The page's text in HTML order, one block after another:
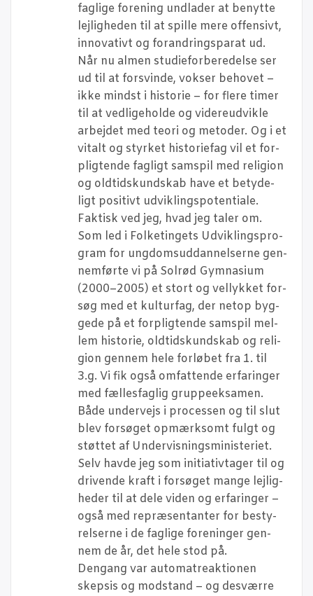
fag­li­ge for­e­ning und­la­der at benyt­te
lej­lig­he­den til at spil­le mere offen­sivt,
innova­tivt og for­an­drings­pa­rat ud.
Når nu almen stu­di­e­for­be­re­del­se ser
ud til at for­svin­de, vok­ser beho­vet –
ikke mindst i histo­rie – for fle­re timer
til at ved­li­ge­hol­de og vide­re­ud­vik­le
arbej­det med teo­ri og meto­der. Og i et
vitalt og styr­ket histo­ri­e­fag vil et for­
plig­ten­de fag­ligt sam­spil med reli­gion
og old­tids­kund­skab have et bety­de­
ligt posi­tivt udviklingspotentiale.
Fak­tisk ved jeg, hvad jeg taler om.
Som led i Fol­ke­tin­gets Udvik­lings­pro­
gram for ung­doms­ud­dan­nel­ser­ne gen­
nem­før­te vi på Sol­rød Gym­na­si­um
(2000–2005) et stort og vel­lyk­ket for­
søg med et kul­tur­fag, der net­op byg­
ge­de på et for­plig­ten­de sam­spil mel­
lem histo­rie, old­tids­kund­skab og reli­
gion gen­nem hele for­lø­bet fra 1. til
3.g. Vi fik også omfat­ten­de erfa­rin­ger
med fæl­les­fag­lig gruppeeksamen.
Både under­vejs i pro­ces­sen og til slut
blev for­sø­get opmærk­somt fulgt og
støt­tet af Under­vis­nings­mi­ni­ste­ri­et.
Selv hav­de jeg som ini­ti­a­tiv­ta­ger til og
dri­ven­de kraft i for­sø­get man­ge lej­lig­
he­der til at dele viden og erfa­rin­ger –
også med repræ­sen­tan­ter for besty­
rel­ser­ne i de fag­li­ge for­e­nin­ger gen­
nem de år, det hele stod på.
Den­gang var auto­ma­tre­ak­tio­nen
skep­sis og mod­stand – og desvær­re